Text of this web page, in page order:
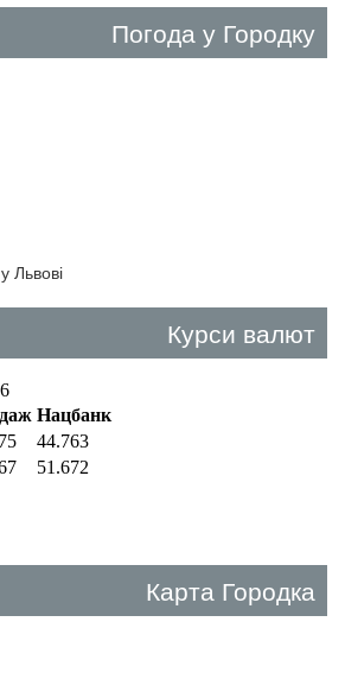
Погода у Городку
у Львові
Курси валют
Карта Городка